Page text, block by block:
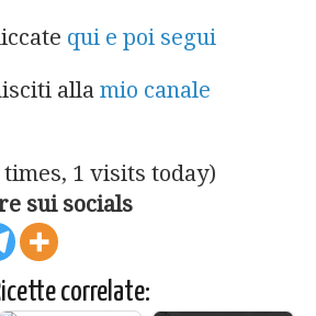
qui e poi segui
alla mio canale
1 visits today)
sui socials
correlate: